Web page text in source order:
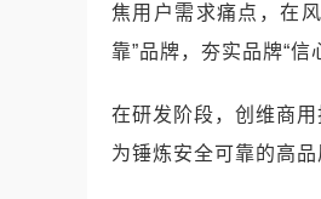
焦用户需求痛点，在
靠”品牌，夯实品牌“信
在研发阶段，创维商
为锤炼安全可靠的高品